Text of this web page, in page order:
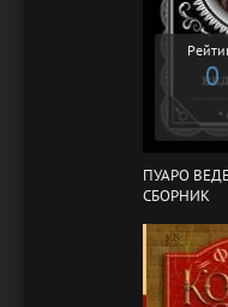
0
ПУАРО
СБОРНИК